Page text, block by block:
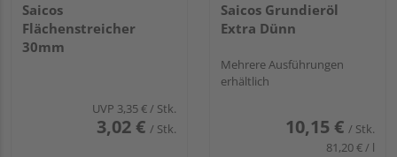
Saicos
Flächenstreicher
30mm
UVP 3,35 €/ Stk.
3,02 € / Stk.
Saicos Grundieröl
Extra Dünn
Mehrere Ausführungen
erhältlich
10,15 € / Stk.
81,20 € / l